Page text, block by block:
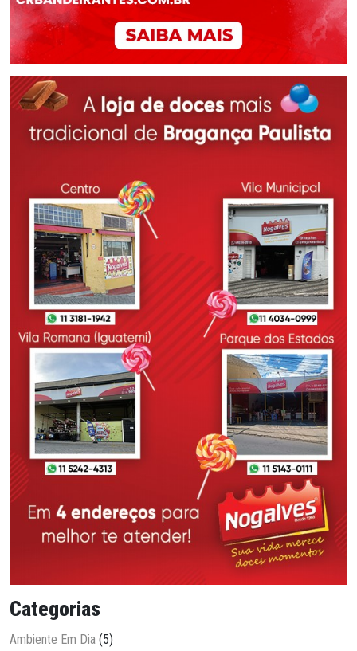
Categorias
Ambiente Em Dia (5)